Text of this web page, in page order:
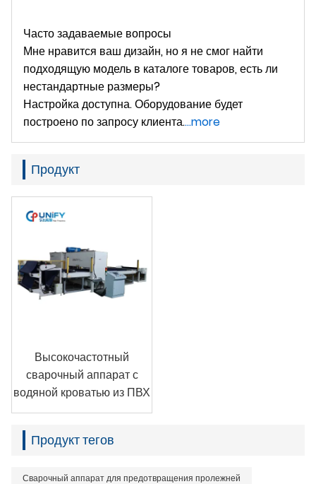
Часто задаваемые вопросы
Мне нравится ваш дизайн, но я не смог найти
подходящую модель в каталоге товаров, есть ли
нестандартные размеры?
Настройка доступна. Оборудование будет
построено по запросу клиента....more
Продукт
Высокочастотный
сварочный аппарат с
водяной кроватью из ПВХ
Продукт тегов
Сварочный аппарат для предотвращения пролежней